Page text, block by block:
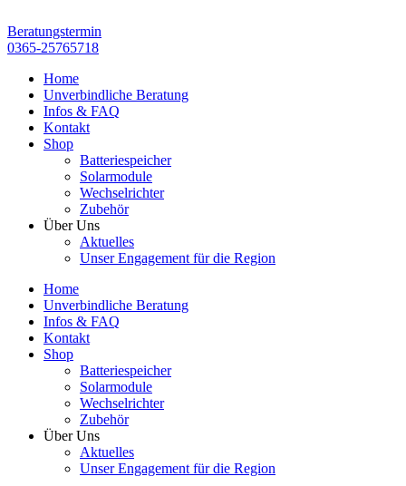
Inhalt
springen
Beratungstermin
0365-25765718
Home
Unverbindliche Beratung
Infos & FAQ
Kontakt
Shop
Batteriespeicher
Solarmodule
Wechselrichter
Zubehör
Über Uns
Aktuelles
Unser Engagement für die Region
Home
Unverbindliche Beratung
Infos & FAQ
Kontakt
Shop
Batteriespeicher
Solarmodule
Wechselrichter
Zubehör
Über Uns
Aktuelles
Unser Engagement für die Region